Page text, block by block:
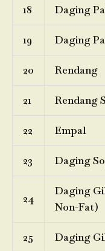
18 Daging
19 Daging
20 Rendang
21 Rendang
22 Empal
23 Daging
24
Daging
Non-Fat)
25 Daging